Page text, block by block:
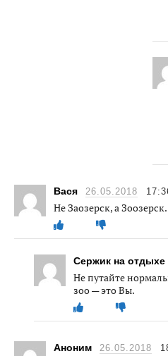
Вася 26.05.2018
Не Заозерск, а Зоозерск.
Сержик на отдыхе
Не путайте
зоо — это Вы.
Аноним 26.05.2018